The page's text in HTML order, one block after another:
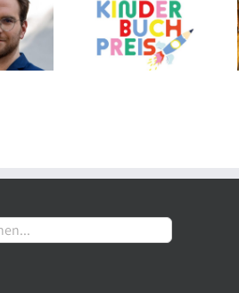
Shortlist des
Deutschen
Kinderbuchpreises
2026
Thalia eröffnet
am Grazer
Hauptplatz auf